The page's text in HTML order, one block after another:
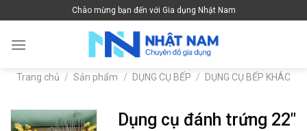
to
content
Chào mừng bạn đến với Gia dụng Nhật Nam
Trang chủ / Sản phẩm / DỤNG CỤ BẾP / DỤNG CỤ BẾP KHÁC
Dụng cụ đánh trứng 22″